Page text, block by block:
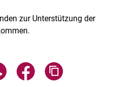
zur Unterstützung der
E-Mail teilen
Seite über WhatsApp teilen
Seite über Facebook